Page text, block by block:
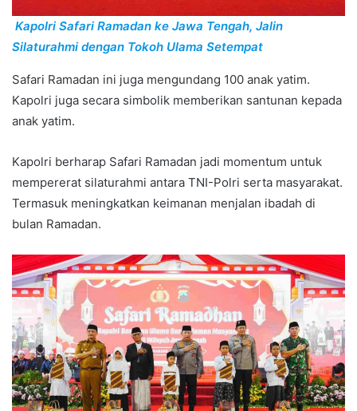
Kapolri Safari Ramadan ke Jawa Tengah, Jalin
Silaturahmi dengan Tokoh Ulama Setempat
Safari Ramadan ini juga mengundang 100 anak yatim.
Kapolri juga secara simbolik memberikan santunan kepada
anak yatim.
Kapolri berharap Safari Ramadan jadi momentum untuk
mempererat silaturahmi antara TNI-Polri serta masyarakat.
Termasuk meningkatkan keimanan menjalan ibadah di
bulan Ramadan.